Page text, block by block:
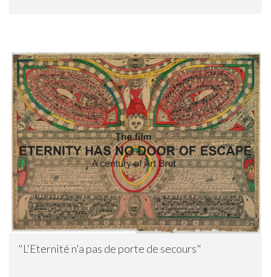
"L'Eternité n'a pas de porte de secours"